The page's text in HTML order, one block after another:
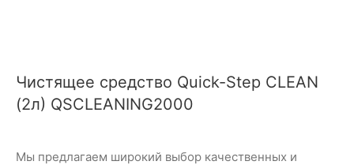
Чистящее средство Quick-Step CLEAN
(2л) QSCLEANING2000
Мы предлагаем широкий выбор качественных и